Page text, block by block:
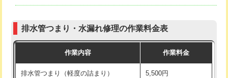
追加人工 16,500円
現場見積
交換・取付（その他部品） 11,000円+材料費
持込商品取付（単水栓） 13,200円
持込商品取付（混合水栓） 16,500円
排水管つまり・水漏れ修理の作業料金表
作業内容 作業料金
排水管つまり（軽度の詰まり） 5,500円